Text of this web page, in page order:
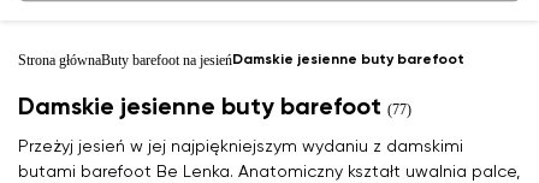
Strona głównaButy barefoot na jesieńDamskie jesienne buty barefoot
Damskie jesienne buty barefoot (77)
Przeżyj jesień w jej najpiękniejszym wydaniu z damskimi
butami barefoot Be Lenka. Anatomiczny kształt uwalnia palce,